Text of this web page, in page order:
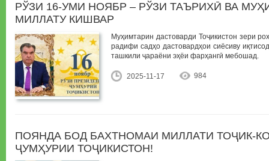
РЎЗИ 16-УМИ НОЯБР – РЎЗИ ТАЪРИХӢ ВА
МИЛЛАТУ КИШВАР
Муҳимтарин дастоварди Тоҷикистон зери
радифи садҳо дастовардҳои сиёсиву
ташкили ҷараёни эҳёи фарҳангӣ мебошад.
2025-11-17 984
ПОЯНДА БОД БАХТНОМАИ МИЛЛАТИ ТОҶИК-
ҶУМҲУРИИ ТОҶИКИСТОН!